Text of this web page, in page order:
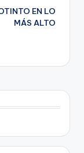
EN LO
MÁS ALTO